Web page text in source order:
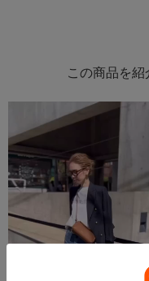
この商品を